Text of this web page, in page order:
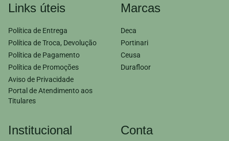
Links úteis
Política de Entrega
Política de Troca, Devolução
Política de Pagamento
Política de Promoções
Aviso de Privacidade
Portal de Atendimento aos
Titulares
Marcas
Deca
Portinari
Ceusa
Durafloor
Institucional Conta